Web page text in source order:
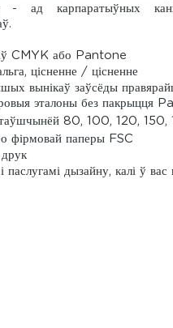
- ад карпаратыўных
CMYK або Pantone
цісненне / цісненне
вынікаў заўсёды
эталоны без пакрыцця
80, 100, 120, 150,
фірмовай паперы FSC
дызайну, калі ў вас